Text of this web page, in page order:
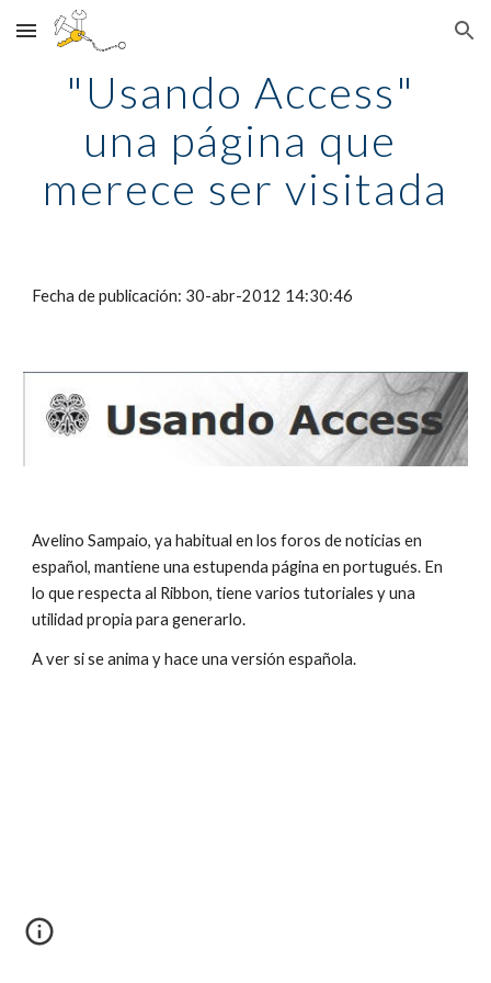
Skip to main content Skip to navigation
"Usando Access"
una página que
merece ser visitada
Fecha de publicación: 30-abr-2012 14:30:46
Avelino Sampaio, ya habitual en los foros de noticias en
español, mantiene una estupenda página en portugués. En
lo que respecta al Ribbon, tiene varios tutoriales y una
utilidad propia para generarlo.
A ver si se anima y hace una versión española.